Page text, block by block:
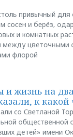
привычный для
сосен и берёз,
и комнатных
между
флорой
и жизнь на
к какой
со Светланой
общественной
детей» имени